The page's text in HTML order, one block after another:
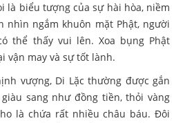
là biểu tượng của sự hài hòa, niềm
nhìn ngắm khuôn mặt Phật, người
thể thấy vui lên. Xoa bụng Phật
vận may và sự tốt lành.
vượng, Di Lặc thường được gắn
sang như đồng tiền, thỏi vàng
là chứa rất nhiều châu báu. Đôi